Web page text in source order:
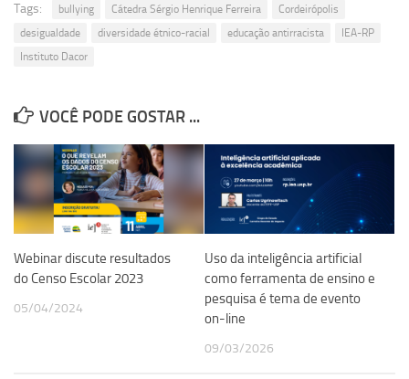
Tags: bullying Cátedra Sérgio Henrique Ferreira
Cordeirópolis
desigualdade
diversidade étnico-racial educação antirracista
IEA-RP
Instituto Dacor
VOCÊ PODE GOSTAR ...
Webinar discute resultados
do Censo Escolar 2023
05/04/2024
Uso da inteligência artificial
como ferramenta de ensino e
pesquisa é tema de evento
on-line
09/03/2026